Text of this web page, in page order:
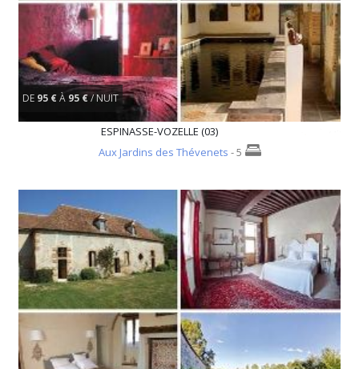
DE 95 €À 95 €/ NUIT
ESPINASSE-VOZELLE (03)
Aux Jardins des Thévenets - 5